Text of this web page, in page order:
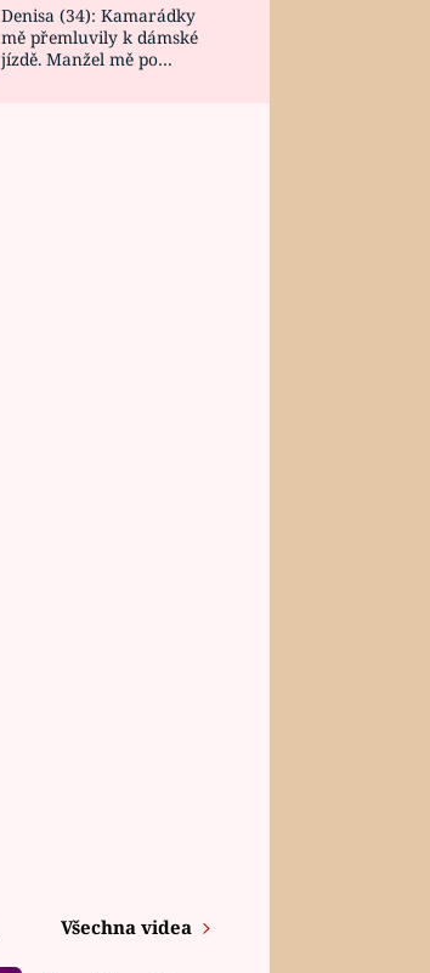
Denisa (34): Kamarádky
mě přemluvily k dámské
jízdě. Manžel mě po
Všechna videa